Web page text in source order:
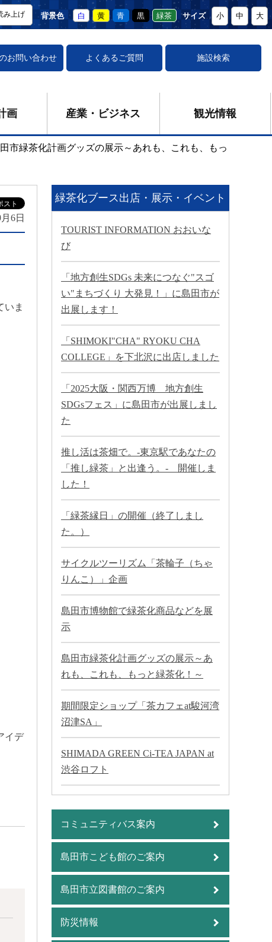
み上げ 背景色 白 黄 青 黒 緑茶 サイズ 小 中 大
お問い合わせ よくあるご質問 施設検索
画 産業・ビジネス 観光情報
市緑茶化計画グッズの展示～あれも、これも、もっ
6日
いま
イデ
緑茶化ブース出店・展示・イベント
TOURIST INFORMATION おおいな
び
「地方創生SDGs 未来につなぐ"スゴ
い"まちづくり 大発見！」に島田市が
出展します！
「SHIMOKI"CHA" RYOKU CHA
COLLEGE」を下北沢に出店しました
「2025大阪・関西万博 地方創生
SDGsフェス」に島田市が出展しまし
た
推し活は茶畑で。-東京駅であなたの
「推し緑茶」と出逢う。- 開催しま
した！
「緑茶縁日」の開催（終了しまし
た。）
サイクルツーリズム「茶輪子（ちゃ
りんこ）」企画
島田市博物館で緑茶化商品などを展
示
島田市緑茶化計画グッズの展示～あ
れも、これも、もっと緑茶化！～
期間限定ショップ「茶カフェat駿河湾
沼津SA」
SHIMADA GREEN Ci-TEA JAPAN at
渋谷ロフト
コミュニティバス案内
島田市こども館のご案内
島田市立図書館のご案内
防災情報